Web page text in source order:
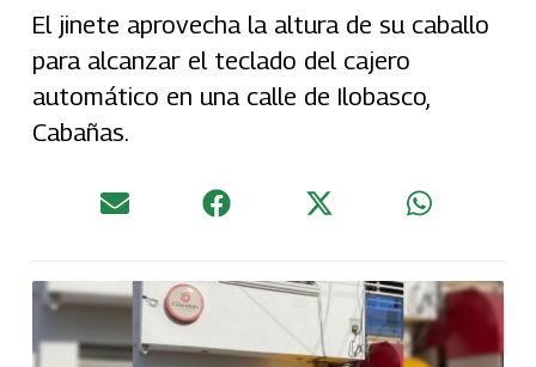
El jinete aprovecha la altura de su caballo
para alcanzar el teclado del cajero
automático en una calle de Ilobasco,
Cabañas.